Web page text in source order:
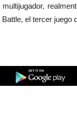
el tercer juego